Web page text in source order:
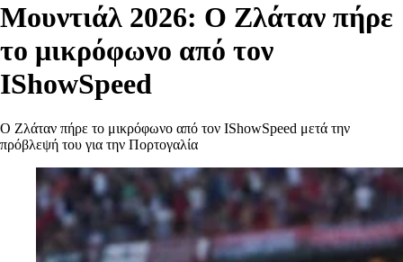
Μουντιάλ 2026: Ο Ζλάταν πήρε
το μικρόφωνο από τον
IShowSpeed
Ο Ζλάταν πήρε το μικρόφωνο από τον IShowSpeed μετά την
πρόβλεψή του για την Πορτογαλία